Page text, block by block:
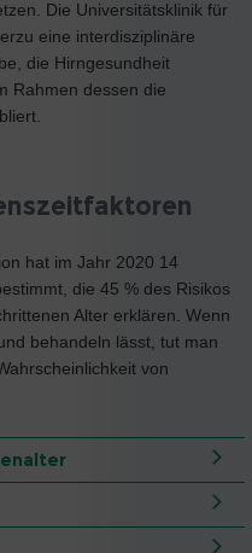
Die Universitätsklinik für
eine interdisziplinäre
die Hirngesundheit
Rahmen dessen die
hat im Jahr 2020 14
die 45 % des Risikos
Alter erklären. Wenn
behandeln lässt, tut man
von